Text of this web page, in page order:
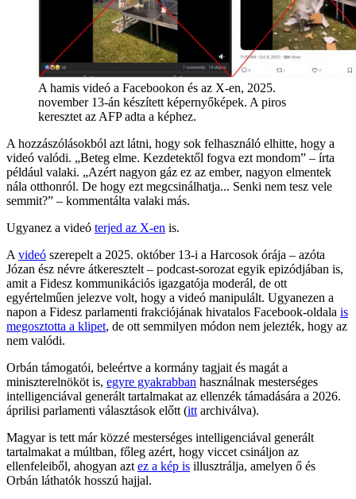
A hamis videó a Facebookon és az X-en, 2025.
november 13-án készített képernyőképek. A piros
keresztet az AFP adta a képhez.
A hozzászólásokból azt látni, hogy sok felhasználó elhitte, hogy a
videó valódi. „Beteg elme. Kezdetektől fogva ezt mondom” – írta
például valaki. „Azért nagyon gáz ez az ember, nagyon elmentek
nála otthonról. De hogy ezt megcsinálhatja... Senki nem tesz vele
semmit?” – kommentálta valaki más.
Ugyanez a videó terjed az X-en is.
A videó szerepelt a 2025. október 13-i a Harcosok órája – azóta
Józan ész névre átkeresztelt – podcast-sorozat egyik epizódjában is,
amit a Fidesz kommunikációs igazgatója moderál, de ott
egyértelműen jelezve volt, hogy a videó manipulált. Ugyanezen a
napon a Fidesz parlamenti frakciójának hivatalos Facebook-oldala is
megosztotta a klipet, de ott semmilyen módon nem jelezték, hogy az
nem valódi.
Orbán támogatói, beleértve a kormány tagjait és magát a
miniszterelnököt is, egyre gyakrabban használnak mesterséges
intelligenciával generált tartalmakat az ellenzék támadására a 2026.
áprilisi parlamenti választások előtt (itt archiválva).
Magyar is tett már közzé mesterséges intelligenciával generált
tartalmakat a múltban, főleg azért, hogy viccet csináljon az
ellenfeleiből, ahogyan azt ez a kép is illusztrálja, amelyen ő és
Orbán láthatók hosszú hajjal.